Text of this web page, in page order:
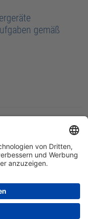
gemäß